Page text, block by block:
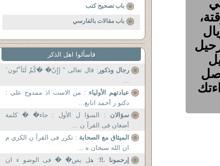
الف ريال
باب تصحيح كتب
باب مقالات بالفارسي
فاسألوا اهل الذكر
رجال وذكور : قال تعالى " {إِنّ� �كُمْ لَتَأ ْتُون َ
...
عبادتهم الأولياء : من الاست اذ ممدوح على :
دكتو ر أحمد اتابع...
سؤالان : السؤا ل الأول : جاء� � كلمة
أضغان فى القرآ ن ...
الميثاق مع الصحابة : تكرر فى القرآ ن الكري م
ان الله سبحان ه ...
إرحمونا .!!: هل یص� � فی الوضو ء ان